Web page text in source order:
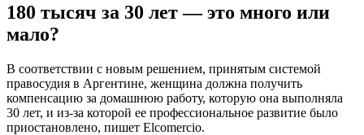
180 тысяч за 30 лет — это много или
мало?
В соответствии с новым решением, принятым системой
правосудия в Аргентине, женщина должна получить
компенсацию за домашнюю работу, которую она выполняла
30 лет, и из-за которой ее профессиональное развитие было
приостановлено, пишет Elcomercio.